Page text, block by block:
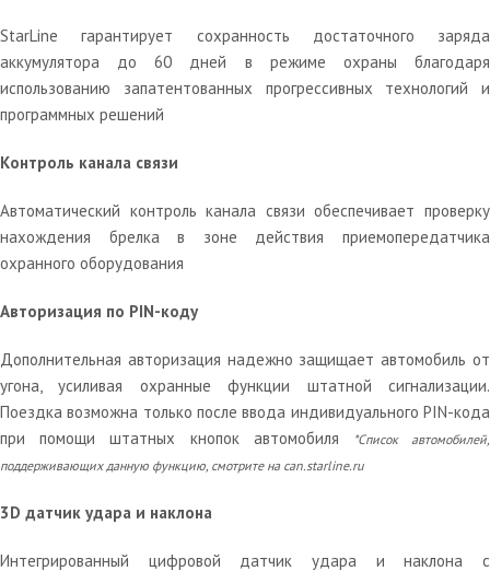
StarLine гарантирует сохранность достаточного заряда
аккумулятора до 60 дней в режиме охраны благодаря
использованию запатентованных прогрессивных технологий и
программных решений
Контроль канала связи
Автоматический контроль канала связи обеспечивает проверку
нахождения брелка в зоне действия приемопередатчика
охранного оборудования
Авторизация по PIN-коду
Дополнительная авторизация надежно защищает автомобиль от
угона, усиливая охранные функции штатной сигнализации.
Поездка возможна только после ввода индивидуального PIN-кода
при помощи штатных кнопок автомобиля
*Список автомобилей,
поддерживающих данную функцию, смотрите на can.starline.ru
3D датчик удара и наклона
Интегрированный цифровой датчик удара и наклона с